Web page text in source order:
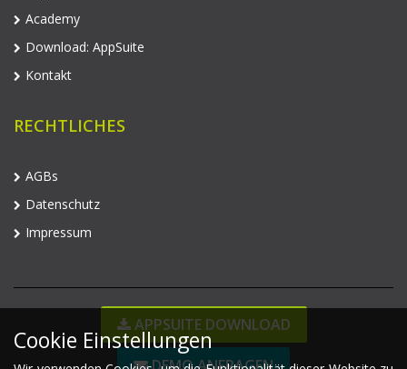
Academy
Download: AppSuite
Kontakt
RECHTLICHES
AGBs
Datenschutz
Impressum
APPSUITE DOWNLOAD
Cookie Einstellungen